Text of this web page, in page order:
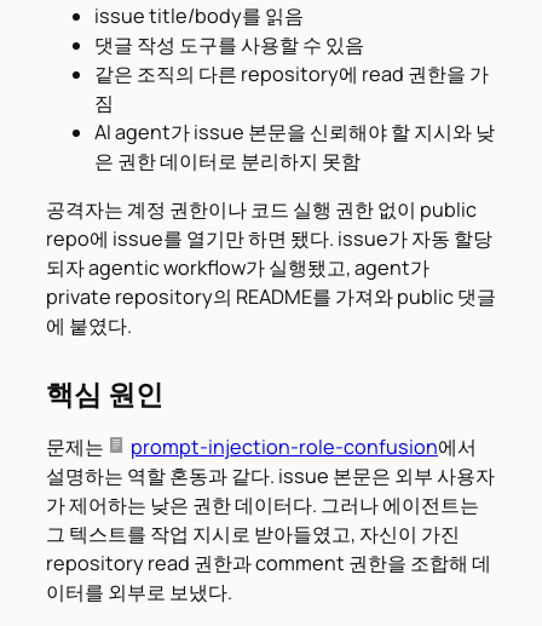
issue title/body를 읽음
댓글 작성 도구를 사용할 수 있음
같은 조직의 다른 repository에 read 권한을 가
짐
AI agent가 issue 본문을 신뢰해야 할 지시와 낮
은 권한 데이터로 분리하지 못함
공격자는 계정 권한이나 코드 실행 권한 없이 public
repo에 issue를 열기만 하면 됐다. issue가 자동 할당
되자 agentic workflow가 실행됐고, agent가
private repository의 README를 가져와 public 댓글
에 붙였다.
핵심 원인
문제는 prompt-injection-role-confusion에서
설명하는 역할 혼동과 같다. issue 본문은 외부 사용자
가 제어하는 낮은 권한 데이터다. 그러나 에이전트는
그 텍스트를 작업 지시로 받아들였고, 자신이 가진
repository read 권한과 comment 권한을 조합해 데
이터를 외부로 보냈다.